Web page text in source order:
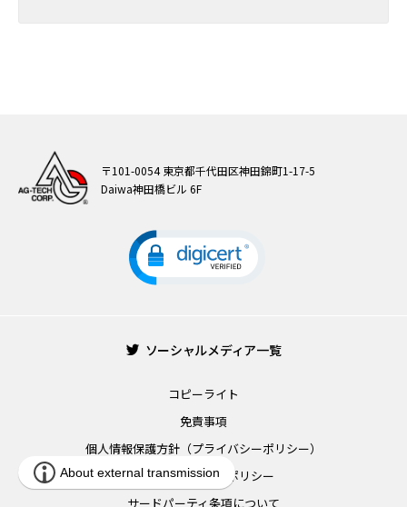
〒101-0054 東京都千代田区神田錦町1-17-5
Daiwa神田橋ビル 6F
ソーシャルメディア一覧
コピーライト
免責事項
個人情報保護方針（プライバシーポリシー）
情報セキュリティポリシー
サードパーティ条項について